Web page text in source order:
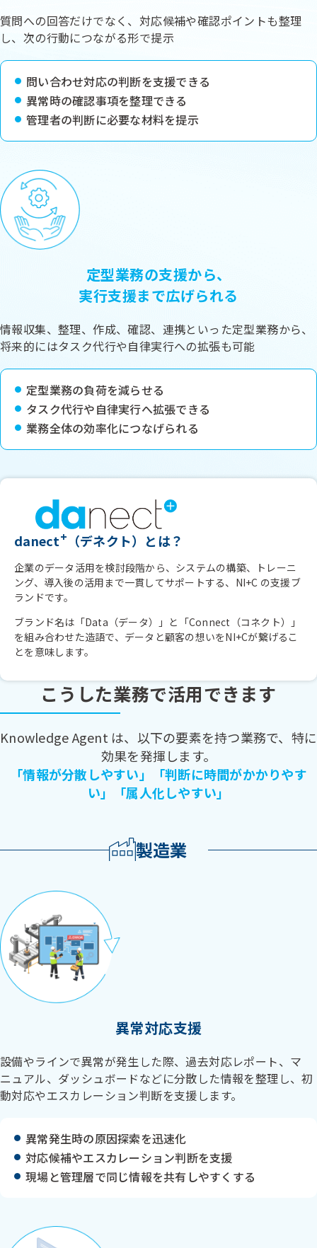
質問への回答だけでなく、対応候補や確認ポイントも整理
し、次の行動につながる形で提示
問い合わせ対応の判断を支援できる
異常時の確認事項を整理できる
管理者の判断に必要な材料を提示
定型業務の支援から、
実行支援まで広げられる
情報収集、整理、作成、確認、連携といった定型業務から、
将来的にはタスク代行や自律実行への拡張も可能
定型業務の負荷を減らせる
タスク代行や自律実行へ拡張できる
業務全体の効率化につなげられる
danect+ （デネクト）とは？
企業のデータ活用を検討段階から、システムの構築、トレーニ
ング、導入後の活用まで一貫してサポートする、NI+C の支援ブ
ランドです。
ブランド名は「Data（データ）」と「Connect（コネクト）」
を組み合わせた造語で、データと顧客の想いをNI+Cが繋げるこ
とを意味します。
こうした業務で活用できます
Knowledge Agent は、以下の要素を持つ業務で、特に
効果を発揮します。
「情報が分散しやすい」「判断に時間がかかりやす
い」「属人化しやすい」
製造業
異常対応支援
設備やラインで異常が発生した際、過去対応レポート、マ
ニュアル、ダッシュボードなどに分散した情報を整理し、初
動対応やエスカレーション判断を支援します。
異常発生時の原因探索を迅速化
対応候補やエスカレーション判断を支援
現場と管理層で同じ情報を共有しやすくする